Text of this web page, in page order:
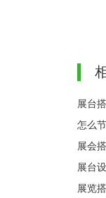
展台
怎么
展会
展台
展览